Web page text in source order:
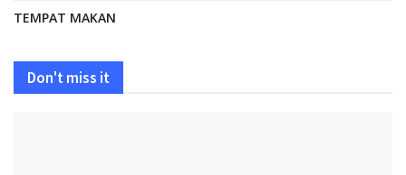
TEMPAT MAKAN
Don't miss it